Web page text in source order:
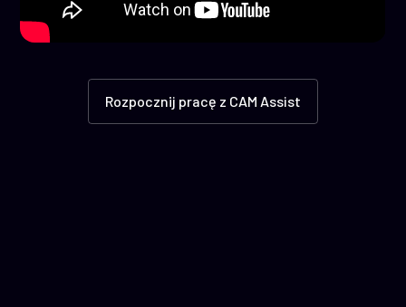
Rozpocznij pracę z CAM Assist